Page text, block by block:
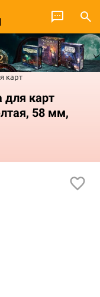
карт
для карт
58 мм,